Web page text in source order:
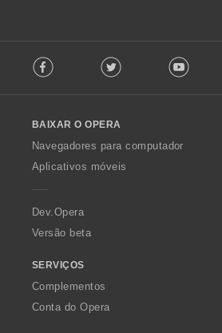
o
w
O
p
a
Facebook Twitter Youtube
BAIXAR O OPERA
Navegadores para computador
Aplicativos móveis
Dev.Opera
Versão beta
SERVIÇOS
Complementos
Conta do Opera